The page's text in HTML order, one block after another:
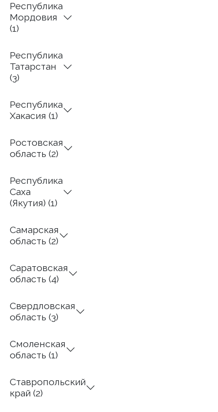
Республика
Мордовия
(1)
Республика
Татарстан
(3)
Республика
Хакасия (1)
Ростовская
область (2)
Республика
Саха
(Якутия) (1)
Самарская
область (2)
Саратовская
область (4)
Свердловская
область (3)
Смоленская
область (1)
Ставропольский
край (2)